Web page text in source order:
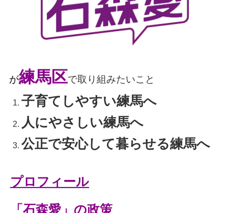
が練馬区で取り組みたいこと
子育てしやすい練馬へ
人にやさしい練馬へ
公正で安心して暮らせる練馬へ
プロフィール
「石森愛」の政策